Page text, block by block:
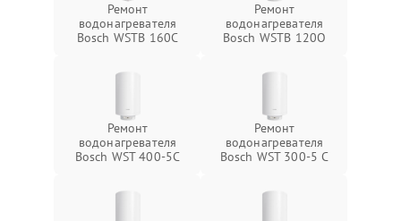
Ремонт
водонагревателя
Bosch WSTB 160C
Ремонт
водонагревателя
Bosch WSTB 120O
Ремонт
водонагревателя
Bosch WST 400-5C
Ремонт
водонагревателя
Bosch WST 300-5 C